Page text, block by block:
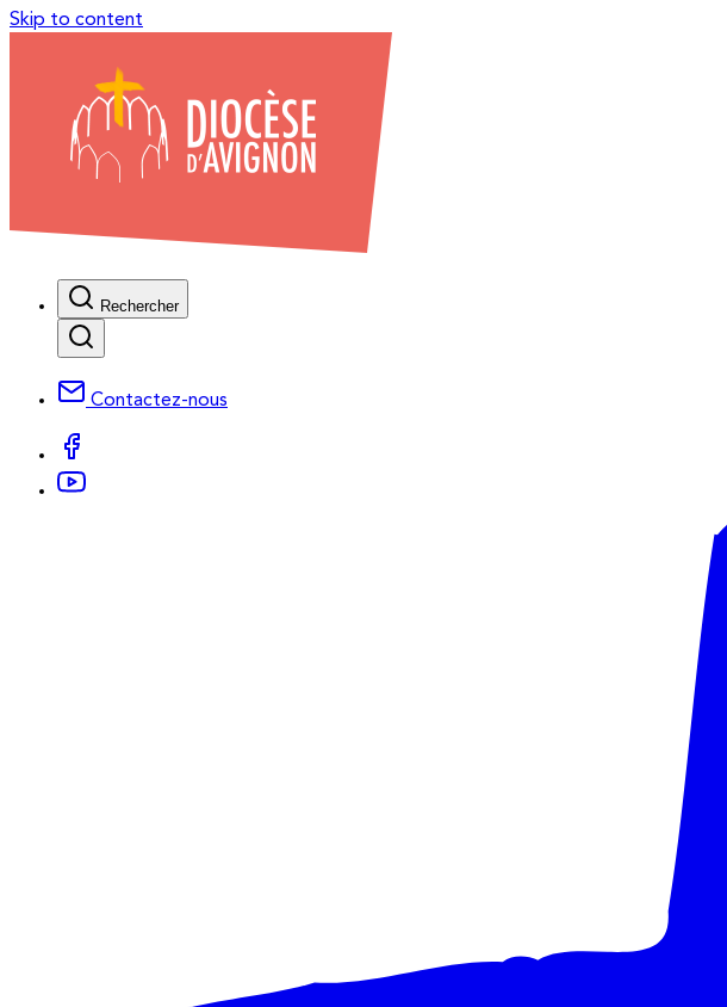
Skip to content
Rechercher
Contactez-nous